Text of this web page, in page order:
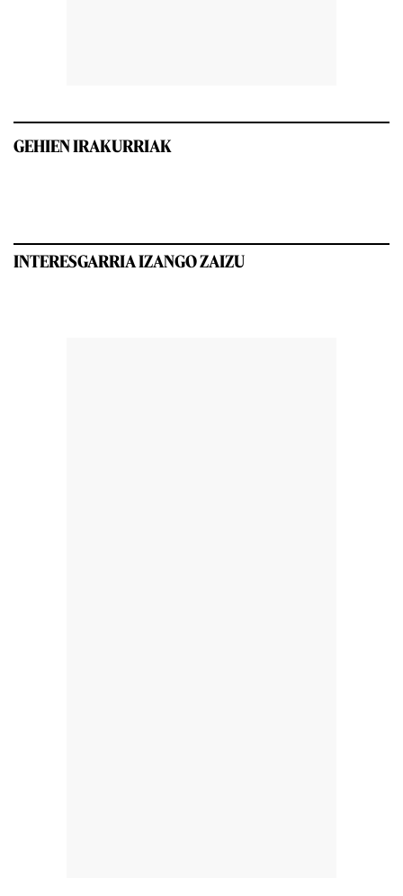
GEHIEN IRAKURRIAK
INTERESGARRIA IZANGO ZAIZU